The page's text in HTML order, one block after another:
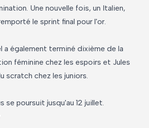
Une nouvelle fois, un Italien,
le sprint final pour l'or.
a également terminé dixième de la
féminine chez les espoirs et Jules
scratch chez les juniors.
se poursuit jusqu'au 12 juillet.